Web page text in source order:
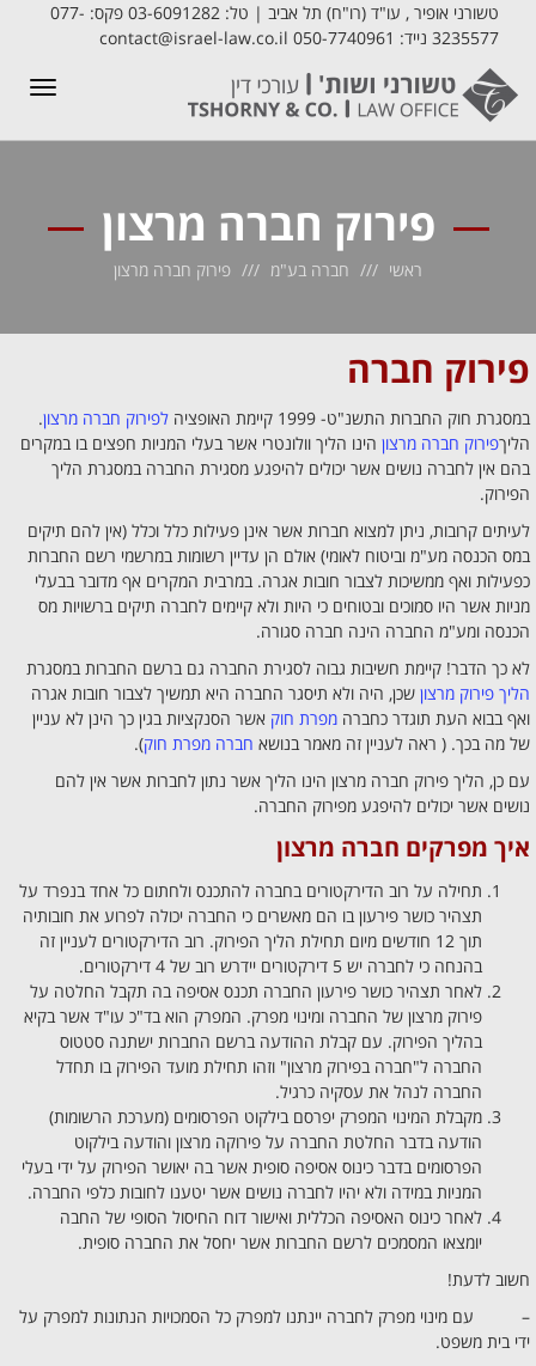
טשורני אופיר , עו"ד (רו"ח) תל אביב | טל: 03-6091282 פקס: 077-
3235577 נייד: 050-7740961 contact@israel-law.co.il
פירוק חברה מרצון
ראשי חברה בע"מ פירוק חברה מרצון
פירוק חברה
במסגרת חוק החברות התשנ"ט- 1999 קיימת האופציה לפירוק חברה מרצון.
הליךפירוק חברה מרצון הינו הליך וולונטרי אשר בעלי המניות חפצים בו במקרים
בהם אין לחברה נושים אשר יכולים להיפגע מסגירת החברה במסגרת הליך
הפירוק.
לעיתים קרובות, ניתן למצוא חברות אשר אינן פעילות כלל וכלל (אין להם תיקים
במס הכנסה מע"מ וביטוח לאומי) אולם הן עדיין רשומות במרשמי רשם החברות
כפעילות ואף ממשיכות לצבור חובות אגרה. במרבית המקרים אף מדובר בבעלי
מניות אשר היו סמוכים ובטוחים כי היות ולא קיימים לחברה תיקים ברשויות מס
הכנסה ומע"מ החברה הינה חברה סגורה.
לא כך הדבר! קיימת חשיבות גבוה לסגירת החברה גם ברשם החברות במסגרת
הליך פירוק מרצון שכן, היה ולא תיסגר החברה היא תמשיך לצבור חובות אגרה
ואף בבוא העת תוגדר כחברה מפרת חוק אשר הסנקציות בגין כך הינן לא עניין
של מה בכך. ( ראה לעניין זה מאמר בנושא חברה מפרת חוק).
עם כן, הליך פירוק חברה מרצון הינו הליך אשר נתון לחברות אשר אין להם
נושים אשר יכולים להיפגע מפירוק החברה.
איך מפרקים חברה מרצון
תחילה על רוב הדירקטורים בחברה להתכנס ולחתום כל אחד בנפרד על
תצהיר כושר פירעון בו הם מאשרים כי החברה יכולה לפרוע את חובותיה
תוך 12 חודשים מיום תחילת הליך הפירוק. רוב הדירקטורים לעניין זה
בהנחה כי לחברה יש 5 דירקטורים יידרש רוב של 4 דירקטורים.
לאחר תצהיר כושר פירעון החברה תכנס אסיפה בה תקבל החלטה על
פירוק מרצון של החברה ומינוי מפרק. המפרק הוא בד"כ עו"ד אשר בקיא
בהליך הפירוק. עם קבלת ההודעה ברשם החברות ישתנה סטטוס
החברה ל"חברה בפירוק מרצון" וזהו תחילת מועד הפירוק בו תחדל
החברה לנהל את עסקיה כרגיל.
מקבלת המינוי המפרק יפרסם בילקוט הפרסומים (מערכת הרשומות)
הודעה בדבר החלטת החברה על פירוקה מרצון והודעה בילקוט
הפרסומים בדבר כינוס אסיפה סופית אשר בה יאושר הפירוק על ידי בעלי
המניות במידה ולא יהיו לחברה נושים אשר יטענו לחובות כלפי החברה.
לאחר כינוס האסיפה הכללית ואישור דוח החיסול הסופי של החבה
יומצאו המסמכים לרשם החברות אשר יחסל את החברה סופית.
חשוב לדעת!
– עם מינוי מפרק לחברה יינתנו למפרק כל הסמכויות הנתונות למפרק על
ידי בית משפט.